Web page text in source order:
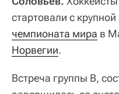
стартовали с
чемпионата мира в
Норвегии.
Встреча группы B,